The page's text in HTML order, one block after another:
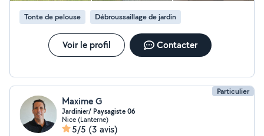
Tonte de pelouse Débroussaillage de jardin
Voir le profil Contacter
Particulier
Maxime G
Jardinier/ Paysagiste 06
Nice (Lanterne)
5/5 (3 avis)